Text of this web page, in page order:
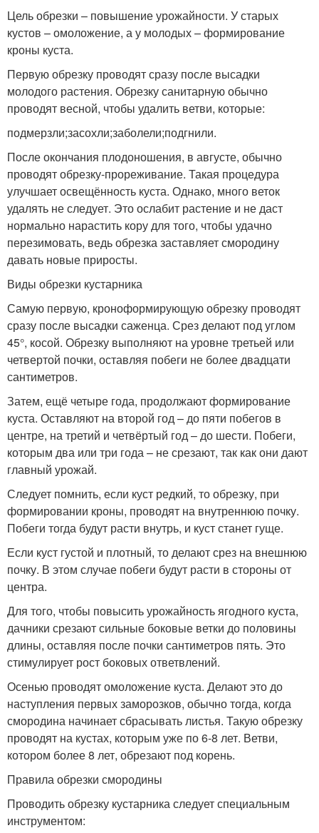
Цель обрезки – повышение урожайности. У старых
кустов – омоложение, а у молодых – формирование
кроны куста.
Первую обрезку проводят сразу после высадки
молодого растения. Обрезку санитарную обычно
проводят весной, чтобы удалить ветви, которые:
подмерзли;засохли;заболели;подгнили.
После окончания плодоношения, в августе, обычно
проводят обрезку-прореживание. Такая процедура
улучшает освещённость куста. Однако, много веток
удалять не следует. Это ослабит растение и не даст
нормально нарастить кору для того, чтобы удачно
перезимовать, ведь обрезка заставляет смородину
давать новые приросты.
Виды обрезки кустарника
Самую первую, кроноформирующую обрезку проводят
сразу после высадки саженца. Срез делают под углом
45°, косой. Обрезку выполняют на уровне третьей или
четвертой почки, оставляя побеги не более двадцати
сантиметров.
Затем, ещё четыре года, продолжают формирование
куста. Оставляют на второй год – до пяти побегов в
центре, на третий и четвёртый год – до шести. Побеги,
которым два или три года – не срезают, так как они дают
главный урожай.
Следует помнить, если куст редкий, то обрезку, при
формировании кроны, проводят на внутреннюю почку.
Побеги тогда будут расти внутрь, и куст станет гуще.
Если куст густой и плотный, то делают срез на внешнюю
почку. В этом случае побеги будут расти в стороны от
центра.
Для того, чтобы повысить урожайность ягодного куста,
дачники срезают сильные боковые ветки до половины
длины, оставляя после почки сантиметров пять. Это
стимулирует рост боковых ответвлений.
Осенью проводят омоложение куста. Делают это до
наступления первых заморозков, обычно тогда, когда
смородина начинает сбрасывать листья. Такую обрезку
проводят на кустах, которым уже по 6-8 лет. Ветви,
котором более 8 лет, обрезают под корень.
Правила обрезки смородины
Проводить обрезку кустарника следует специальным
инструментом: